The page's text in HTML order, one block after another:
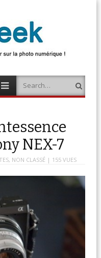
Search
NEX-7
, NON CLASSÉ | 155 VUES